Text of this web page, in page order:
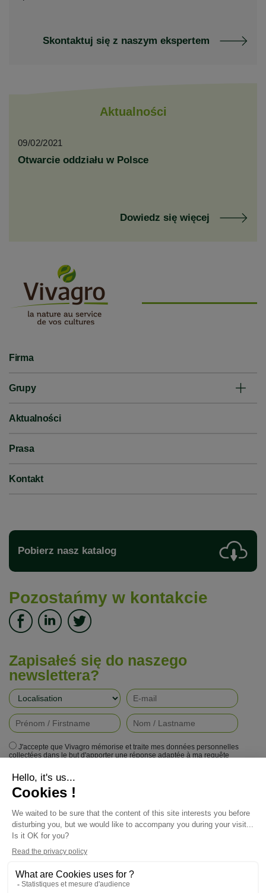
Skontaktuj się z naszym ekspertem
Aktualności
09/02/2021
Otwarcie oddziału w Polsce
Dowiedz się więcej
Firma
Grupy
Aktualności
Prasa
Kontakt
Pobierz nasz katalog
Pozostańmy w kontakcie
Zapisałeś się do naszego
newslettera?
J'accepte que Vivagro mémorise et traite mes données personnelles
collectées dans le but d'apporter une réponse adaptée à ma requête
order to provide an appropriate response to my request in accordance with
Vivagro's privacy policy.